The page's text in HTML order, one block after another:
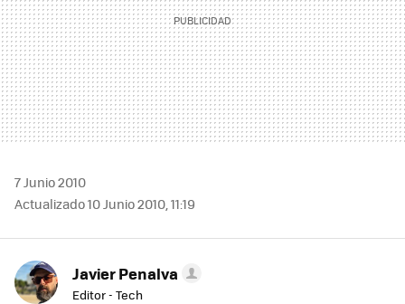
7 Junio 2010
Actualizado 10 Junio 2010, 11:19
Javier Penalva
Editor - Tech